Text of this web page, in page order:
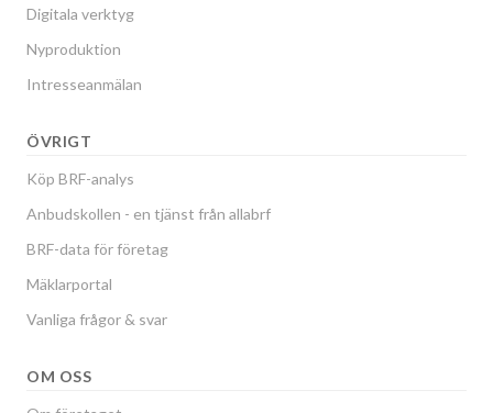
Digitala verktyg
Nyproduktion
Intresseanmälan
ÖVRIGT
Köp BRF-analys
Anbudskollen - en tjänst från allabrf
BRF-data för företag
Mäklarportal
Vanliga frågor & svar
OM OSS